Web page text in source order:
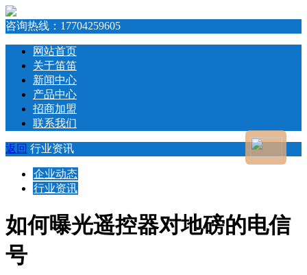
咨询热线： 17704259605
网站首页
关于笛笛
新闻中心
产品中心
招商加盟
联系我们
返回 行业资讯
企业动态
行业资讯
如何曝光遥控器对地磅的电信
号